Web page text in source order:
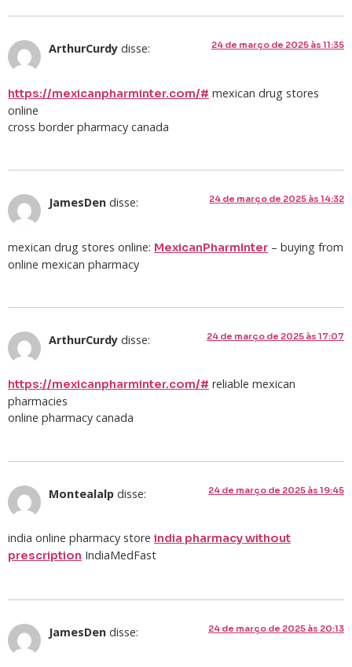
ArthurCurdy disse: 24 de março de 2025 às 11:35
https://mexicanpharminter.com/# mexican drug stores
online
cross border pharmacy canada
JamesDen disse: 24 de março de 2025 às 14:32
mexican drug stores online: MexicanPharmInter – buying from
online mexican pharmacy
ArthurCurdy disse: 24 de março de 2025 às 17:07
https://mexicanpharminter.com/# reliable mexican
pharmacies
online pharmacy canada
Montealalp disse: 24 de março de 2025 às 19:45
india online pharmacy store india pharmacy without
prescription IndiaMedFast
JamesDen disse: 24 de março de 2025 às 20:13